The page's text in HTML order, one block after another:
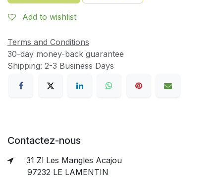
Add to wishlist
Terms and Conditions
30-day money-back guarantee
Shipping: 2-3 Business Days
Contactez-nous
31 Zl Les Mangles Acajou
97232 LE LAMENTIN